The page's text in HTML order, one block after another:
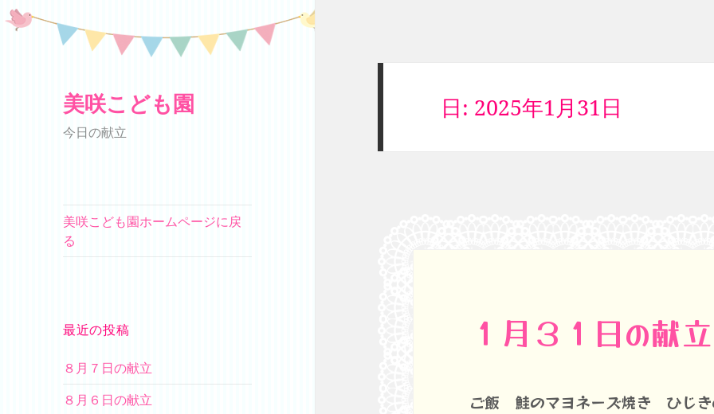
美咲こども園
今日の献立
美咲こども園ホームページに戻
る
最近の投稿
８月７日の献立
８月６日の献立
日: 2025年1月31日
１月３１日の献立
ご飯 鮭のマヨネーズ焼き ひじき